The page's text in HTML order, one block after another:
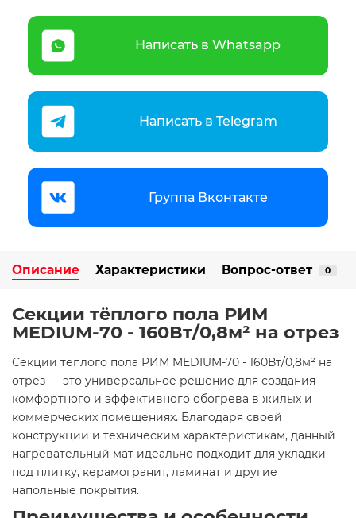
Написать в Whatsapp
Написать в Telegram
Группа Вконтакте
Описание Характеристики Вопрос-ответ 0
Секции тёплого пола РИМ
MEDIUM-70 - 160Вт/0,8м² на отрез
Секции тёплого пола РИМ MEDIUM-70 - 160Вт/0,8м² на
отрез — это универсальное решение для создания
комфортного и эффективного обогрева в жилых и
коммерческих помещениях. Благодаря своей
конструкции и техническим характеристикам, данный
нагревательный мат идеально подходит для укладки
под плитку, керамогранит, ламинат и другие
напольные покрытия.